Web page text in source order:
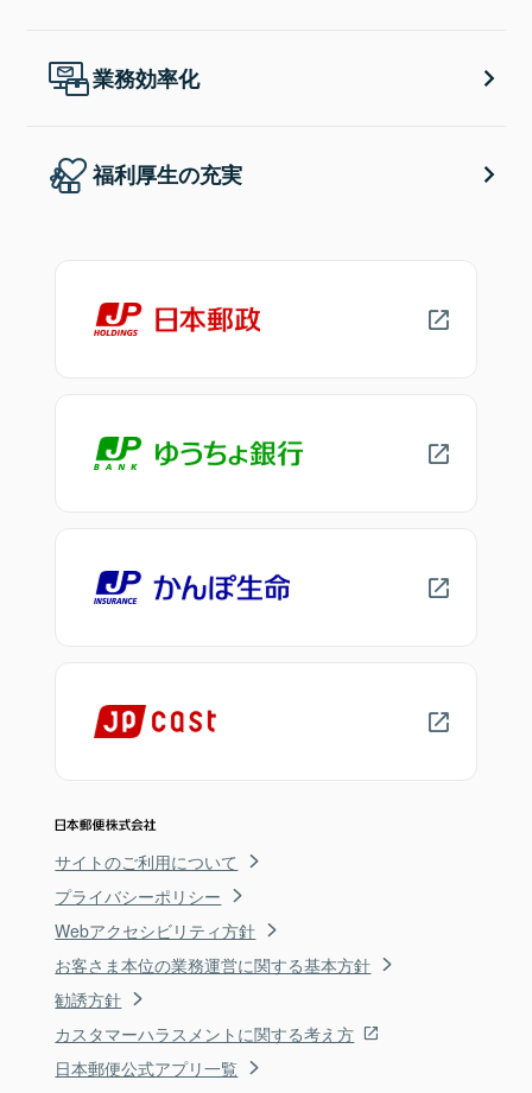
業務効率化
福利厚生の充実
サイトのご利用について
プライバシーポリシー
Webアクセシビリティ方針
お客さま本位の業務運営に関する基本方針
勧誘方針
カスタマーハラスメントに関する考え方
日本郵便公式アプリ一覧